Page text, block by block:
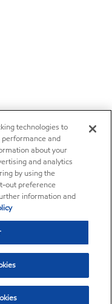
technologies to
performance and
about your
and analytics
by using the
out preference
information and